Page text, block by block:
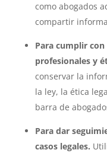
como abogados
compartir
Para cumplir
profesionales y
conservar la
la ley, la ética
barra de
Para dar
casos legales.